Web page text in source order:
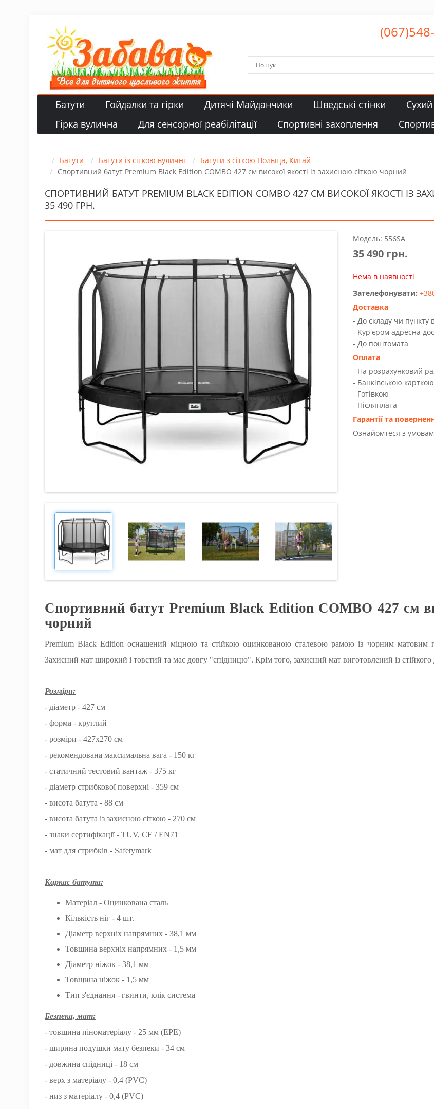
Батути Гойдалки та гірки Дитячі Майданчики Шведські стінки
Гірка вулична
Для сенсорної реабілітації Спортивні захоплення
Батути Батути із сіткою вуличні
Батути з сіткою Польща, Китай
Спортивний батут Premium Black Edition COMBO 427 см високої якості із захисною сіткою чорний
СПОРТИВНИЙ БАТУТ PREMIUM BLACK EDITION COMBO 427 СМ ВИСОКОЇ ЯКОСТІ
35 490 ГРН.
Модель: 556SA
35 490 грн.
Нема в наявності
Зателефонувати:
Доставка
- До складу чи пункту
- Kур'єром адресна
- До поштомата
Оплата
- На розрахунковий
- Банківською карткою
- Готівкою
- Післяплата
Гарантії та
Ознайомтеся з
Спортивний батут Premium Black Edition COMBO 427 см
чорний
Premium Black Edition оснащений міцною та стійкою оцинкованою сталевою рамою із чорним матовим
Захисний мат широкий і товстий та має довгу "спідницю". Крім того, захисний мат виготовлений із стійкого
Розміри:
- діаметр - 427 см
- форма - круглий
- розміри - 427х270 см
- рекомендована максимальна вага - 150 кг
- статичний тестовий вантаж - 375 кг
- діаметр стрибкової поверхні - 359 см
- висота батута - 88 см
- висота батута із захисною сіткою - 270 см
- знаки сертифікації - TUV, CE / EN71
- мат для стрибків - Safetymark
Каркас батута:
Матеріал - Оцинкована сталь
Кількість ніг - 4 шт.
Діаметр верхніх напрямних - 38,1 мм
Товщина верхніх напрямних - 1,5 мм
Діаметр ніжок - 38,1 мм
Товщина ніжок - 1,5 мм
Тип з'єднання - гвинти, клік система
Безпека, мат:
- товщина піноматеріалу - 25 мм (EPE)
- ширина подушки мату безпеки - 34 см
- довжина спідниці - 18 см
- верх з матеріалу - 0,4 (PVC)
- низ з матеріалу - 0,4 (PVC)